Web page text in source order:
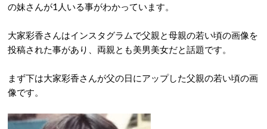
の妹さんが1人いる事がわかっています。
大家彩香さんはインスタグラムで父親と母親の若い頃の画像を
投稿された事があり、両親とも美男美女だと話題です。
まず下は大家彩香さんが父の日にアップした父親の若い頃の画
像です。